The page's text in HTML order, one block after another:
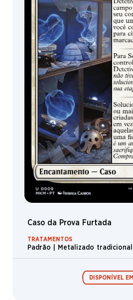
Caso da Prova Furtada
TRATAMENTOS
Padrão | Metalizado tradicional
DISPONÍVEL EM